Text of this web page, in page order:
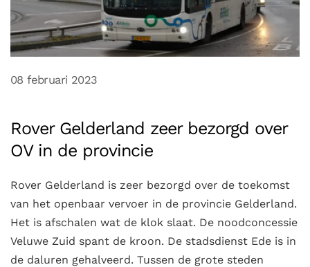
08 februari 2023
Rover Gelderland zeer bezorgd over
OV in de provincie
Rover Gelderland is zeer bezorgd over de toekomst
van het openbaar vervoer in de provincie Gelderland.
Het is afschalen wat de klok slaat. De noodconcessie
Veluwe Zuid spant de kroon. De stadsdienst Ede is in
de daluren gehalveerd. Tussen de grote steden